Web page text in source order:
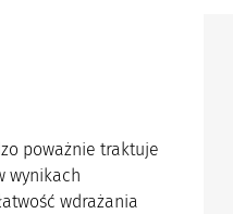
poważnie traktuje
wynikach
wdrażania